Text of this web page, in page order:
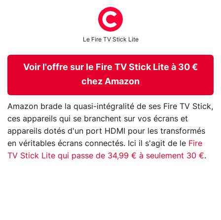
Le Fire TV Stick Lite
Voir l'offre sur le Fire TV Stick Lite à 30 €
chez Amazon
Amazon brade la quasi-intégralité de ses Fire TV Stick,
ces appareils qui se branchent sur vos écrans et
appareils dotés d'un port HDMI pour les transformés
en véritables écrans connectés. Ici il s'agit de le Fire
TV Stick Lite qui passe de 34,99 € à seulement 30 €.